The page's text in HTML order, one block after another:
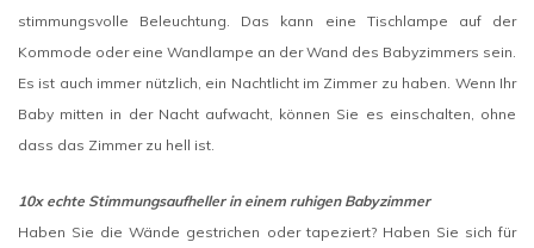
stimmungsvolle Beleuchtung. Das kann eine Tischlampe auf der
Kommode oder eine Wandlampe an der Wand des Babyzimmers sein.
Es ist auch immer nützlich, ein Nachtlicht im Zimmer zu haben. Wenn Ihr
Baby mitten in der Nacht aufwacht, können Sie es einschalten, ohne
dass das Zimmer zu hell ist.
10x echte Stimmungsaufheller in einem ruhigen Babyzimmer
Haben Sie die Wände gestrichen oder tapeziert? Haben Sie sich für